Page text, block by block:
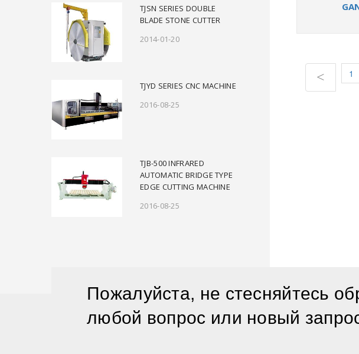
TJSN SERIES DOUBLE
BLADE STONE CUTTER
2014-01-20
TJYD SERIES CNC MACHINE
2016-08-25
TJB-500 INFRARED
AUTOMATIC BRIDGE TYPE
EDGE CUTTING MACHINE
2016-08-25
< 1
Пожалуйста, не стесняйтесь
любой вопрос или новый